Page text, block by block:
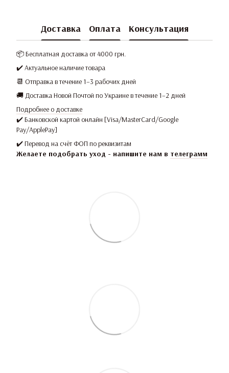
Доставка Оплата Консультация
📦 Бесплатная доставка от 4000 грн.
✔️ Актуальное наличие товара
📆 Отправка в течение 1–3 рабочих дней
🚚 Доставка Новой Почтой по Украине в течение 1–2 дней
Подробнее о доставке
✔️ Банковской картой онлайн [Visa/MasterCard/Google
Pay/ApplePay]
✔️ Перевод на счёт ФОП по реквизитам
Желаете подобрать уход - напишите нам в телеграмм